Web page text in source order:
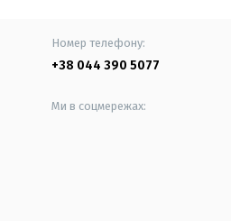
Номер телефону:
+38 044 390 5077
Ми в соцмережах: